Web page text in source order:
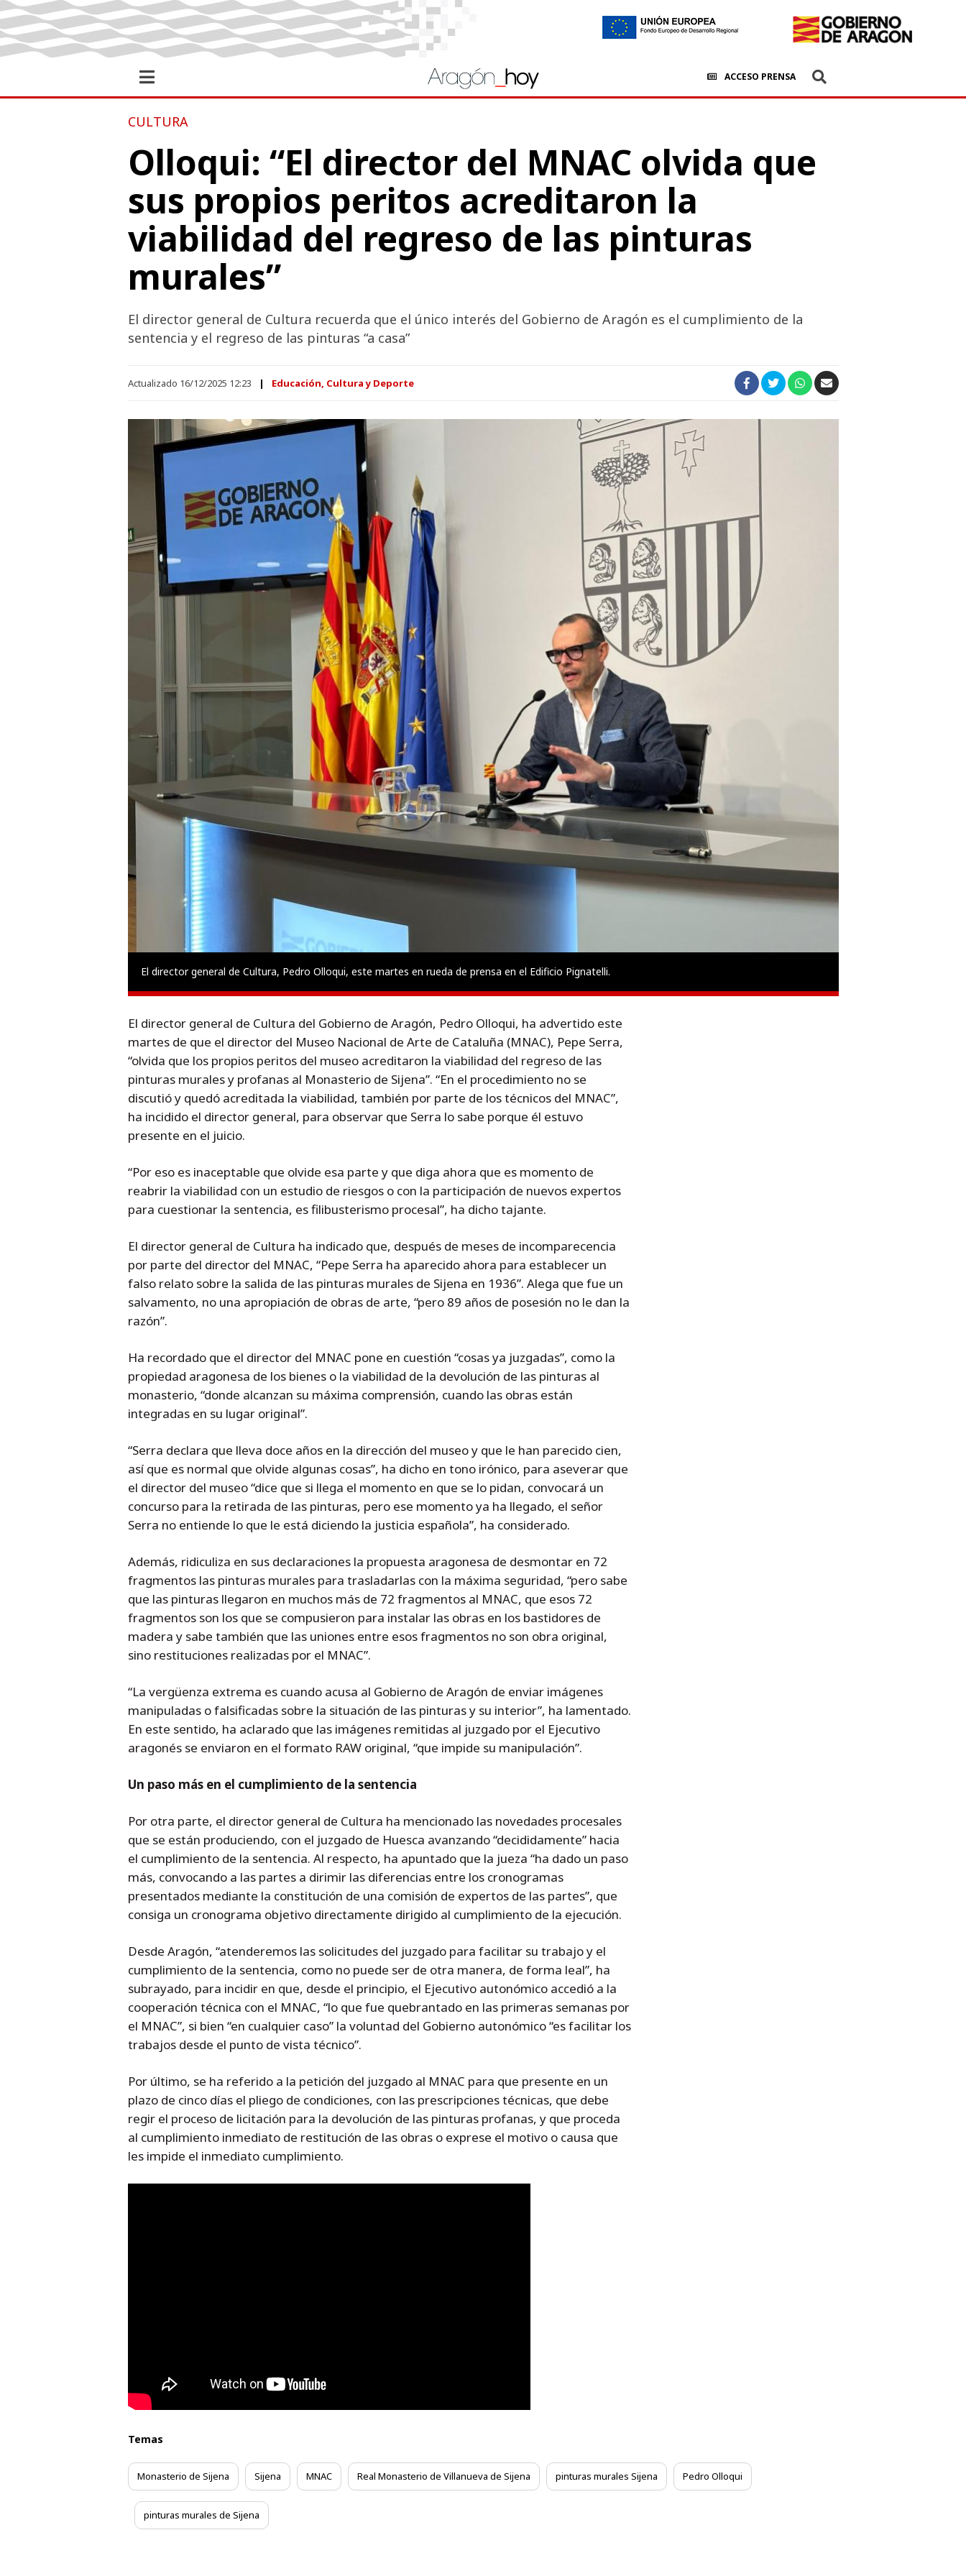
ACCESO PRENSA
CULTURA
Olloqui: “El director del MNAC olvida que
sus propios peritos acreditaron la
viabilidad del regreso de las pinturas
murales”
El director general de Cultura recuerda que el único interés del Gobierno de Aragón es el cumplimiento de la
sentencia y el regreso de las pinturas “a casa”
Actualizado 16/12/2025 12:23 Educación, Cultura y Deporte
El director general de Cultura, Pedro Olloqui, este martes en rueda de prensa en el Edificio Pignatelli.
El director general de Cultura del Gobierno de Aragón, Pedro Olloqui, ha advertido este
martes de que el director del Museo Nacional de Arte de Cataluña (MNAC), Pepe Serra,
“olvida que los propios peritos del museo acreditaron la viabilidad del regreso de las
pinturas murales y profanas al Monasterio de Sijena”. “En el procedimiento no se
discutió y quedó acreditada la viabilidad, también por parte de los técnicos del MNAC”,
ha incidido el director general, para observar que Serra lo sabe porque él estuvo
presente en el juicio.
“Por eso es inaceptable que olvide esa parte y que diga ahora que es momento de
reabrir la viabilidad con un estudio de riesgos o con la participación de nuevos expertos
para cuestionar la sentencia, es filibusterismo procesal”, ha dicho tajante.
El director general de Cultura ha indicado que, después de meses de incomparecencia
por parte del director del MNAC, “Pepe Serra ha aparecido ahora para establecer un
falso relato sobre la salida de las pinturas murales de Sijena en 1936”. Alega que fue un
salvamento, no una apropiación de obras de arte, “pero 89 años de posesión no le dan la
razón”.
Ha recordado que el director del MNAC pone en cuestión “cosas ya juzgadas”, como la
propiedad aragonesa de los bienes o la viabilidad de la devolución de las pinturas al
monasterio, “donde alcanzan su máxima comprensión, cuando las obras están
integradas en su lugar original”.
“Serra declara que lleva doce años en la dirección del museo y que le han parecido cien,
así que es normal que olvide algunas cosas”, ha dicho en tono irónico, para aseverar que
el director del museo “dice que si llega el momento en que se lo pidan, convocará un
concurso para la retirada de las pinturas, pero ese momento ya ha llegado, el señor
Serra no entiende lo que le está diciendo la justicia española”, ha considerado.
Además, ridiculiza en sus declaraciones la propuesta aragonesa de desmontar en 72
fragmentos las pinturas murales para trasladarlas con la máxima seguridad, “pero sabe
que las pinturas llegaron en muchos más de 72 fragmentos al MNAC, que esos 72
fragmentos son los que se compusieron para instalar las obras en los bastidores de
madera y sabe también que las uniones entre esos fragmentos no son obra original,
sino restituciones realizadas por el MNAC”.
“La vergüenza extrema es cuando acusa al Gobierno de Aragón de enviar imágenes
manipuladas o falsificadas sobre la situación de las pinturas y su interior”, ha lamentado.
En este sentido, ha aclarado que las imágenes remitidas al juzgado por el Ejecutivo
aragonés se enviaron en el formato RAW original, “que impide su manipulación”.
Un paso más en el cumplimiento de la sentencia
Por otra parte, el director general de Cultura ha mencionado las novedades procesales
que se están produciendo, con el juzgado de Huesca avanzando “decididamente” hacia
el cumplimiento de la sentencia. Al respecto, ha apuntado que la jueza “ha dado un paso
más, convocando a las partes a dirimir las diferencias entre los cronogramas
presentados mediante la constitución de una comisión de expertos de las partes”, que
consiga un cronograma objetivo directamente dirigido al cumplimiento de la ejecución.
Desde Aragón, “atenderemos las solicitudes del juzgado para facilitar su trabajo y el
cumplimiento de la sentencia, como no puede ser de otra manera, de forma leal”, ha
subrayado, para incidir en que, desde el principio, el Ejecutivo autonómico accedió a la
cooperación técnica con el MNAC, “lo que fue quebrantado en las primeras semanas por
el MNAC”, si bien “en cualquier caso” la voluntad del Gobierno autonómico “es facilitar los
trabajos desde el punto de vista técnico”.
Por último, se ha referido a la petición del juzgado al MNAC para que presente en un
plazo de cinco días el pliego de condiciones, con las prescripciones técnicas, que debe
regir el proceso de licitación para la devolución de las pinturas profanas, y que proceda
al cumplimiento inmediato de restitución de las obras o exprese el motivo o causa que
les impide el inmediato cumplimiento.
Temas
Monasterio de Sijena Sijena MNAC Real Monasterio de Villanueva de Sijena pinturas murales Sijena Pedro Olloqui
pinturas murales de Sijena